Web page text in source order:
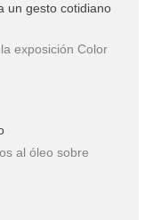
un gesto cotidiano
exposición Color
al óleo sobre